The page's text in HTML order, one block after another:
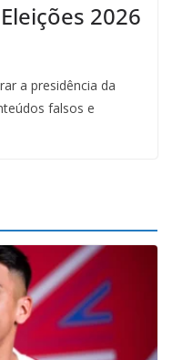
2026
a presidência da
falsos e